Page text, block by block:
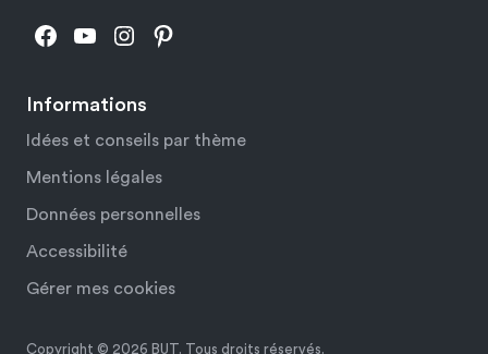
Informations
Idées et conseils par thème
Mentions légales
Données personnelles
Accessibilité
Gérer mes cookies
Facebook
YouTube
Instagram
Pinterest
Copyright © 2026 BUT. Tous droits réservés.